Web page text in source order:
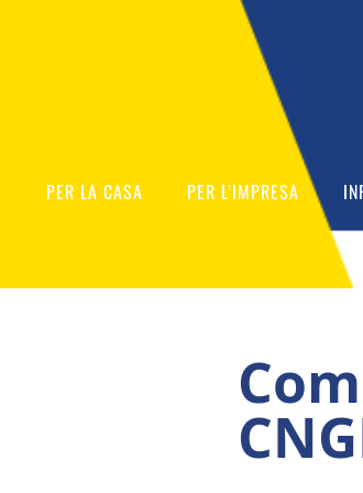
PER LA CASA PER L’IMPRESA